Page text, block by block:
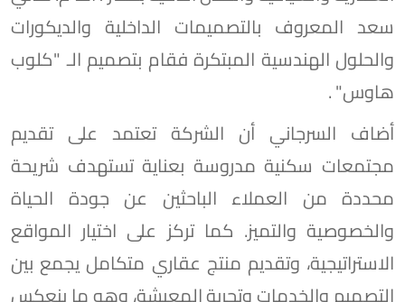
سعد المعروف بالتصميمات الداخلية والديكورات
والحلول الهندسية المبتكرة فقام بتصميم الـ "كلوب
هاوس" .
أضاف السرجاني أن الشركة تعتمد على تقديم
مجتمعات سكنية مدروسة بعناية تستهدف شريحة
محددة من العملاء الباحثين عن جودة الحياة
والخصوصية والتميز. كما تركز على اختيار المواقع
الاستراتيجية، وتقديم منتج عقاري متكامل يجمع بين
التصميم والخدمات وتجربة المعيشة، وهو ما ينعكس